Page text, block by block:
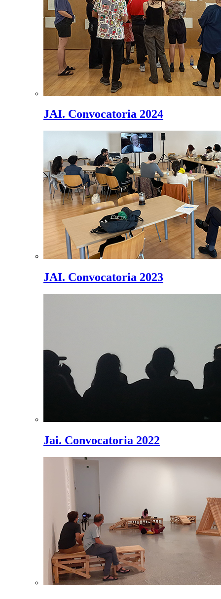
JAI. Convocatoria 2024
JAI. Convocatoria 2023
Jai. Convocatoria 2022